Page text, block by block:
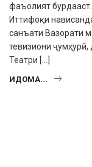
фаъолият
Иттифоқи
санъати Вазорати
тевизиони
Театри […]
ИДОМА...